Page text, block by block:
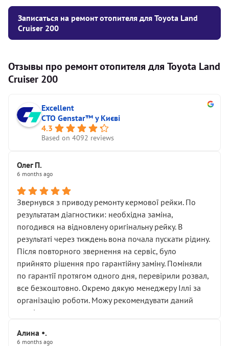
Записаться на ремонт отопителя для Toyota Land
Cruiser 200
Отзывы про ремонт отопителя для Toyota Land
Cruiser 200
Excellent
СТО Genstar™ у Києві
4.3
Based on 4092 reviews
Олег П.
6 months ago
Звернувся з приводу ремонту кермової рейки. По
результатам діагностики: необхідна заміна,
погодився на відновлену оригінальну рейку. В
результаті через тиждень вона почала пускати рідину.
Після повторного звернення на сервіс, було
прийнято рішення про гарантійну заміну. Поміняли
по гарантії протягом одного дня, перевірили розвал,
все безкоштовно. Окремо дякую менеджеру Іллі за
організацію роботи. Можу рекомендувати даний
сервіс.
Алина •.
6 months ago